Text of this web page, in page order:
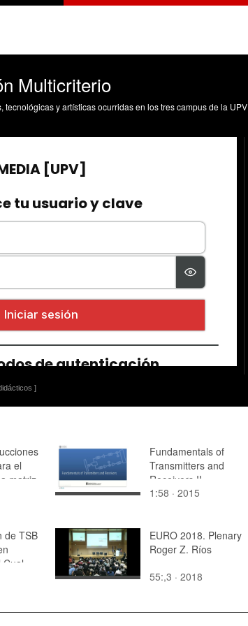
Multicriterio
y artísticas ocurridas en los tres campus de la UPV
]
el
matriz
Fundamentals of
Transmitters and
Receivers II
1:58 · 2015
de TSB
Cual
EURO 2018. Plenary
Roger Z. Ríos
55:,3 · 2018